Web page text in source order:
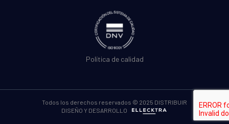
Política de calidad
DISEÑO Y DESARROLLO
Todos los derechos reservados © 2025 DISTRIBUIR